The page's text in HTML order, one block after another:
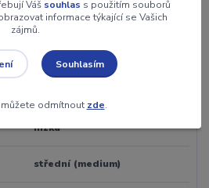
1000 g
Ovocná a svěží
nízká
střední (medium)
Váš souhlas s použitím souborů
informace týkající se Vašich
zájmů.
Souhlasím
odmítnout zde.